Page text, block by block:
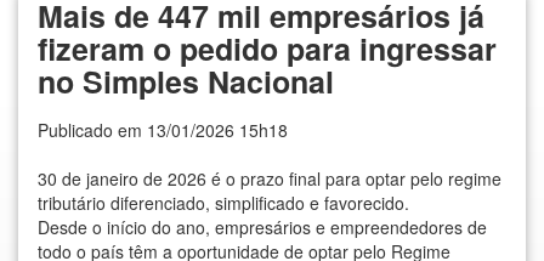
Mais de 447 mil empresários já
fizeram o pedido para ingressar
no Simples Nacional
Publicado em 13/01/2026 15h18
30 de janeiro de 2026 é o prazo final para optar pelo regime
tributário diferenciado, simplificado e favorecido.
Desde o início do ano, empresários e empreendedores de
todo o país têm a oportunidade de optar pelo Regime